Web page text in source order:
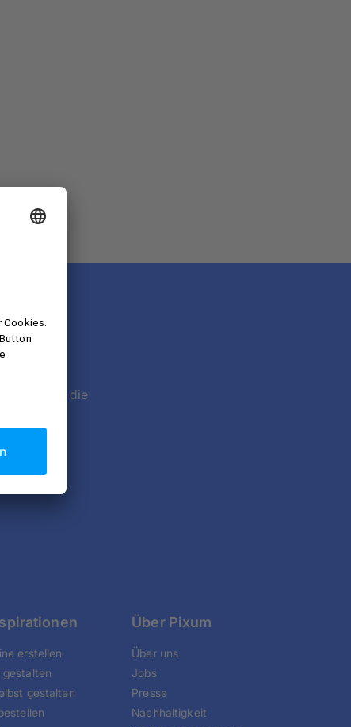
du die
erstellen
gestalten
gestalten
Über Pixum
Über uns
Jobs
Presse
Nachhaltigkeit